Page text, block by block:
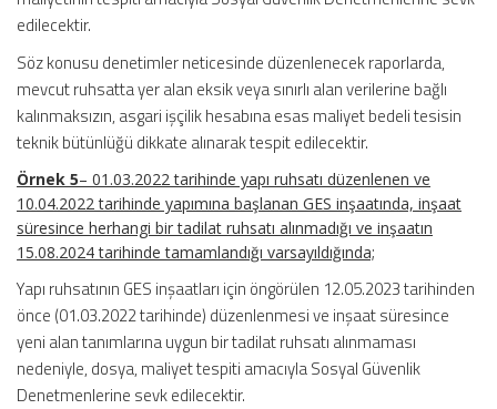
edilecektir.
Söz konusu denetimler neticesinde düzenlenecek raporlarda,
mevcut ruhsatta yer alan eksik veya sınırlı alan verilerine bağlı
kalınmaksızın, asgari işçilik hesabına esas maliyet bedeli tesisin
teknik bütünlüğü dikkate alınarak tespit edilecektir.
Örnek 5– 01.03.2022 tarihinde yapı ruhsatı düzenlenen ve
10.04.2022 tarihinde yapımına başlanan GES inşaatında, inşaat
süresince herhangi bir tadilat ruhsatı alınmadığı ve inşaatın
15.08.2024 tarihinde tamamlandığı varsayıldığında;
Yapı ruhsatının GES inşaatları için öngörülen 12.05.2023 tarihinden
önce (01.03.2022 tarihinde) düzenlenmesi ve inşaat süresince
yeni alan tanımlarına uygun bir tadilat ruhsatı alınmaması
nedeniyle, dosya, maliyet tespiti amacıyla Sosyal Güvenlik
Denetmenlerine sevk edilecektir.